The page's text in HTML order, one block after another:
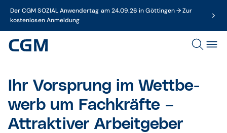
Der CGM SOZIAL Anwendertag am 24.09.26 in Göttingen → Zur
kostenlosen Anmeldung
Ihr Vorsprung im Wett­be­
werb um Fach­kräfte –
Attrak­tiver Arbeit­geber